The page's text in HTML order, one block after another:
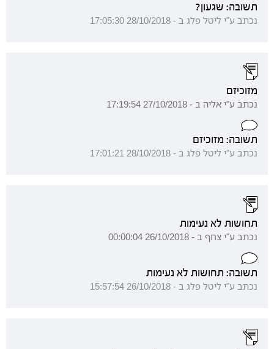
תשובה: שגעון?
נכתב ע"י ליטל פלג ב - 28/10/2018 17:05:30
מזוכיזם
נכתב ע"י אליה ב - 27/10/2018 17:19:54
תשובה: מזוכיזם
נכתב ע"י ליטל פלג ב - 28/10/2018 17:01:21
תחושות לא נעימות
נכתב ע"י צחף ב - 26/10/2018 00:00:04
תשובה: תחושות לא נעימות
נכתב ע"י ליטל פלג ב - 26/10/2018 15:57:54